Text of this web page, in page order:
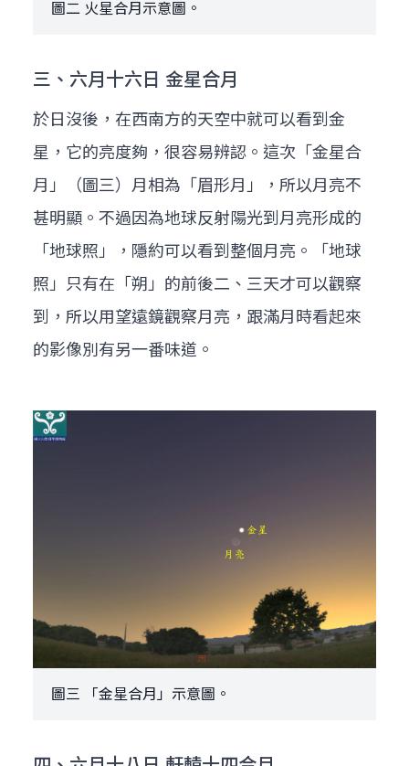
圖二 火星合月示意圖。
三、六月十六日 金星合月
於日沒後，在西南方的天空中就可以看到金
星，它的亮度夠，很容易辨認。這次「金星合
月」（圖三）月相為「眉形月」，所以月亮不
甚明顯。不過因為地球反射陽光到月亮形成的
「地球照」，隱約可以看到整個月亮。「地球
照」只有在「朔」的前後二、三天才可以觀察
到，所以用望遠鏡觀察月亮，跟滿月時看起來
的影像別有另一番味道。
圖三 「金星合月」示意圖。